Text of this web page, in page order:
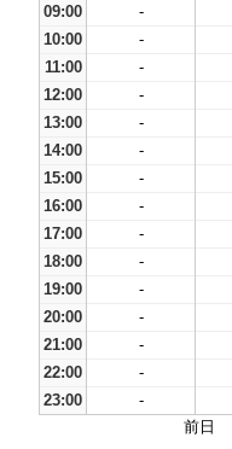
09:00
-
10:00
-
11:00
-
12:00
-
13:00
-
14:00
-
15:00
-
16:00
-
17:00
-
18:00
-
19:00
-
20:00
-
21:00
-
22:00
-
23:00
-
前日